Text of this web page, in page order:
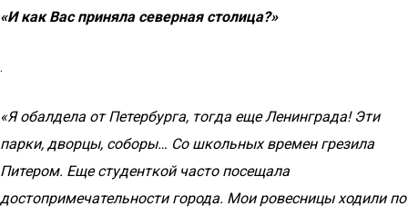
«И как Вас приняла северная столица?»
.
«Я обалдела от Петербурга, тогда еще Ленинграда! Эти
парки, дворцы, соборы… Со школьных времен грезила
Питером. Еще студенткой часто посещала
достопримечательности города. Мои ровесницы ходили по